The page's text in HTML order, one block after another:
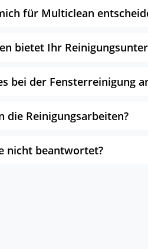
für Multiclean
bietet Ihr
bei der Fensterreinigung
die Reinigungsarbeiten?
nicht beantwortet?